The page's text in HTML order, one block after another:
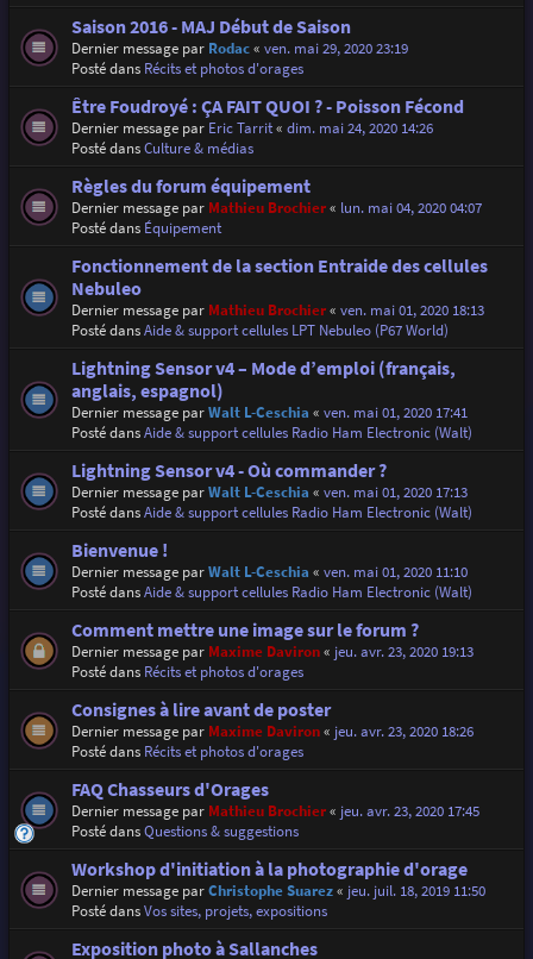
Saison 2016 - MAJ Début de Saison
Dernier message par Rodac« ven. mai 29, 2020 23:19
Posté dans Récits et photos d'orages
Être Foudroyé : ÇA FAIT QUOI ? - Poisson Fécond
Dernier message par Eric Tarrit« dim. mai 24, 2020 14:26
Posté dansCulture & médias
Règles du forum équipement
Dernier message par Mathieu Brochier« lun. mai 04, 2020 04:07
Posté dans Équipement
Fonctionnement de la section Entraide des cellules
Nebuleo
Dernier message par Mathieu Brochier« ven. mai 01, 2020 18:13
Posté dansAide & support cellules LPT Nebuleo (P67 World)
Lightning Sensor v4 – Mode d’emploi (français,
anglais, espagnol)
Dernier message parWalt L-Ceschia « ven. mai 01, 2020 17:41
Posté dansAide & support cellules Radio Ham Electronic (Walt)
Lightning Sensor v4 - Où commander ?
Dernier message parWalt L-Ceschia « ven. mai 01, 2020 17:13
Posté dansAide & support cellules Radio Ham Electronic (Walt)
Bienvenue !
Dernier message parWalt L-Ceschia « ven. mai 01, 2020 11:10
Posté dansAide & support cellules Radio Ham Electronic (Walt)
Comment mettre une image sur le forum ?
Dernier message par Maxime Daviron« jeu. avr. 23, 2020 19:13
Posté dans Récits et photos d'orages
Consignes à lire avant de poster
Dernier message par Maxime Daviron« jeu. avr. 23, 2020 18:26
Posté dans Récits et photos d'orages
FAQ Chasseurs d'Orages
Dernier message par Mathieu Brochier« jeu. avr. 23, 2020 17:45
Posté dansQuestions & suggestions
Workshop d'initiation à la photographie d'orage
Dernier message parChristophe Suarez« jeu. juil. 18, 2019 11:50
Posté dansVos sites, projets, expositions
Exposition photo à Sallanches